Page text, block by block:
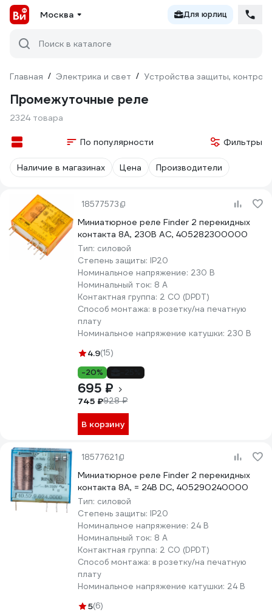
Москва Для юрлиц
Поиск в каталоге
Главная / Электрика и свет / Устройства защиты,
Промежуточные реле
2324 товара
По популярности Фильтры
Наличие в магазинах Цена Производители
18577573
Миниатюрное реле Finder 2 перекидных
контакта 8А, 230В AC, 405282300000
Тип: силовой
Степень защиты: IP20
Номинальное напряжение: 230 В
Номинальный ток: 8 А
Контактная группа: 2 CO (DPDT)
Способ монтажа: в розетку/на печатную
плату
Номинальное напряжение катушки: 230 В
4.9(15)
-20%
695 ₽
745 ₽928 ₽
В корзину
18577621
Миниатюрное реле Finder 2 перекидных
контакта 8А, = 24В DC, 405290240000
Тип: силовой
Степень защиты: IP20
Номинальное напряжение: 24 В
Номинальный ток: 8 А
Контактная группа: 2 CO (DPDT)
Способ монтажа: в розетку/на печатную
плату
Номинальное напряжение катушки: 24 В
5(6)